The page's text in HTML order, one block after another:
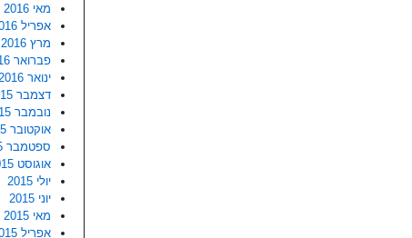
מאי 2016
אפריל 2016
מרץ 2016
פברואר 2016
ינואר 2016
דצמבר 2015
נובמבר 2015
אוקטובר 2015
ספטמבר 2015
אוגוסט 2015
יולי 2015
יוני 2015
מאי 2015
אפריל 2015